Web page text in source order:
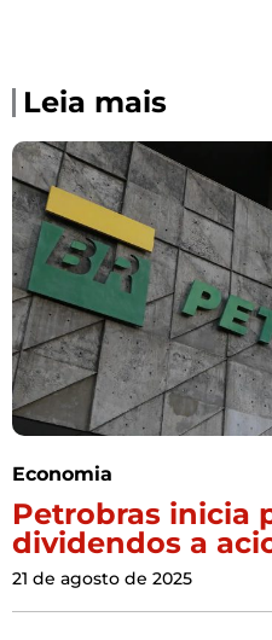
Leia mais
Economia
Petrobras inicia
dividendos a
21 de agosto de 2025